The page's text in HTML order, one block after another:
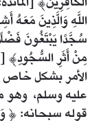
اللَّهِ وَالَّذِينَ مَعَهُ
سُجَّدًا يَبْتَغُونَ
الأمر بشكل خاص
عليه وسلم، وهو